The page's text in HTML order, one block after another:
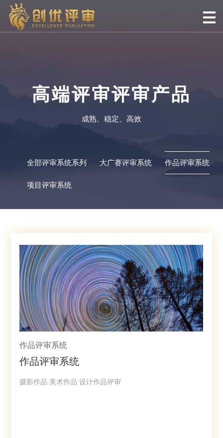
高端评审评审产品
成熟、稳定、高效
全部评审系统系列 大广赛评审系统 作品评审系统
项目评审系统
作品评审系统
作品评审系统
摄影作品 美术作品 设计作品评审